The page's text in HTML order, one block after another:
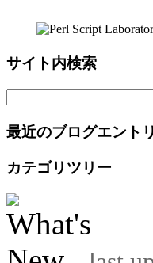
サイト内検索
最近のブログエントリ
カテゴリツリー